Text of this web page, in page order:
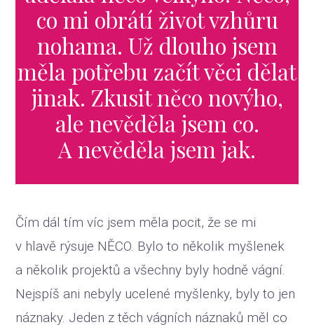
co mi obrátí život vzhůru
nohama. Už dlouho jsem
měla potřebu začít věci dělat
jinak. Zkusit něco novýho,
ale nevěděla jsem co.
A nevěděla jsem jak.
Čím dál tím víc jsem měla pocit, že se mi
v hlavě rýsuje NĚCO. Bylo to několik myšlenek
a několik projektů a všechny byly hodně vágní.
Nejspíš ani nebyly ucelené myšlenky, byly to jen
náznaky. Jeden z těch vágních náznaků měl co